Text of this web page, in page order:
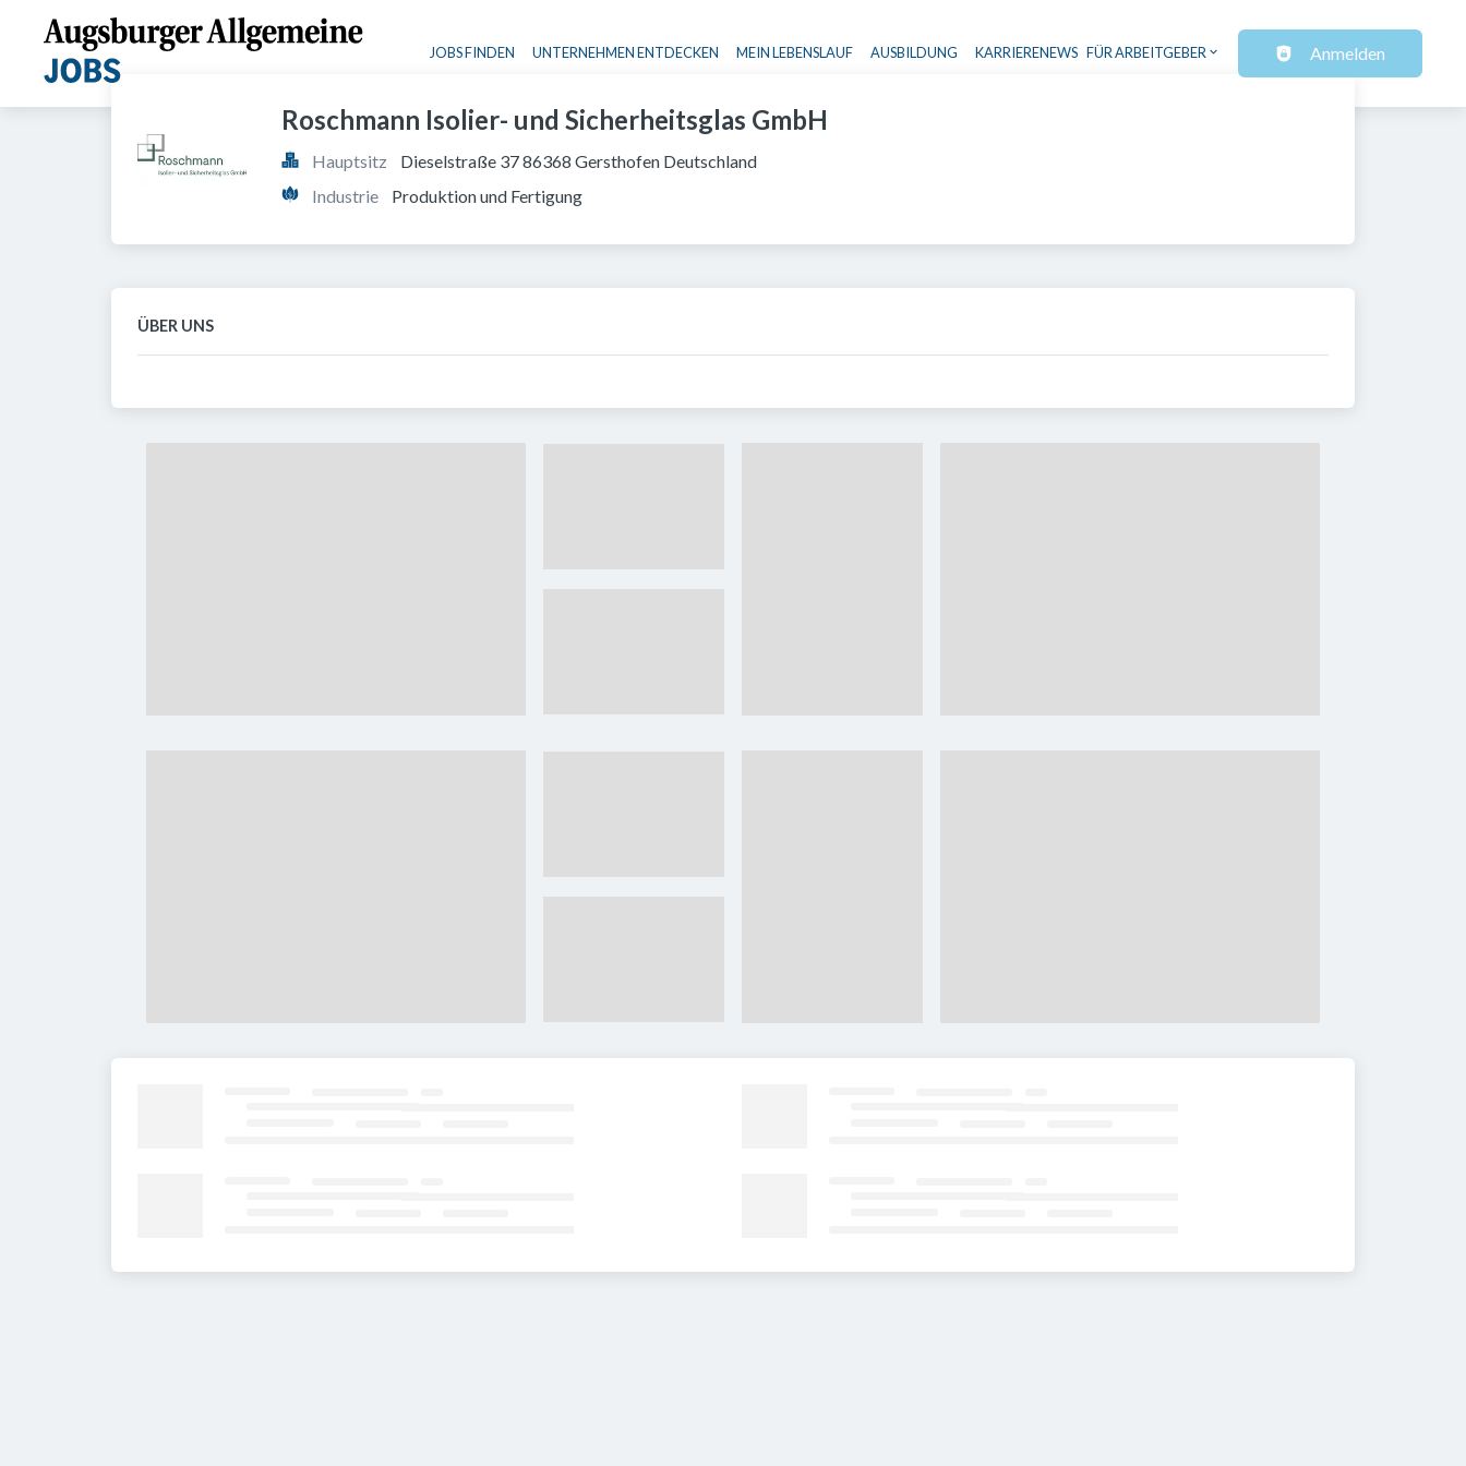
Haupt-Navigation
JOBS FINDEN UNTERNEHMEN ENTDECKEN MEIN LEBENSLAUF AUSBILDUNG KARRIERENEWS FÜR ARBEITGEBER Anmelden
Roschmann Isolier- und Sicherheitsglas GmbH
Hauptsitz
Dieselstraße 37 86368 Gersthofen Deutschland
Industrie
Produktion und Fertigung
ÜBER UNS